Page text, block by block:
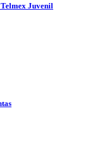
Juvenil